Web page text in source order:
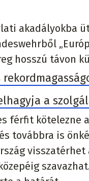
akadályokba
hosszú távon
a
férfit kötelezne
továbbra is
visszatérhet